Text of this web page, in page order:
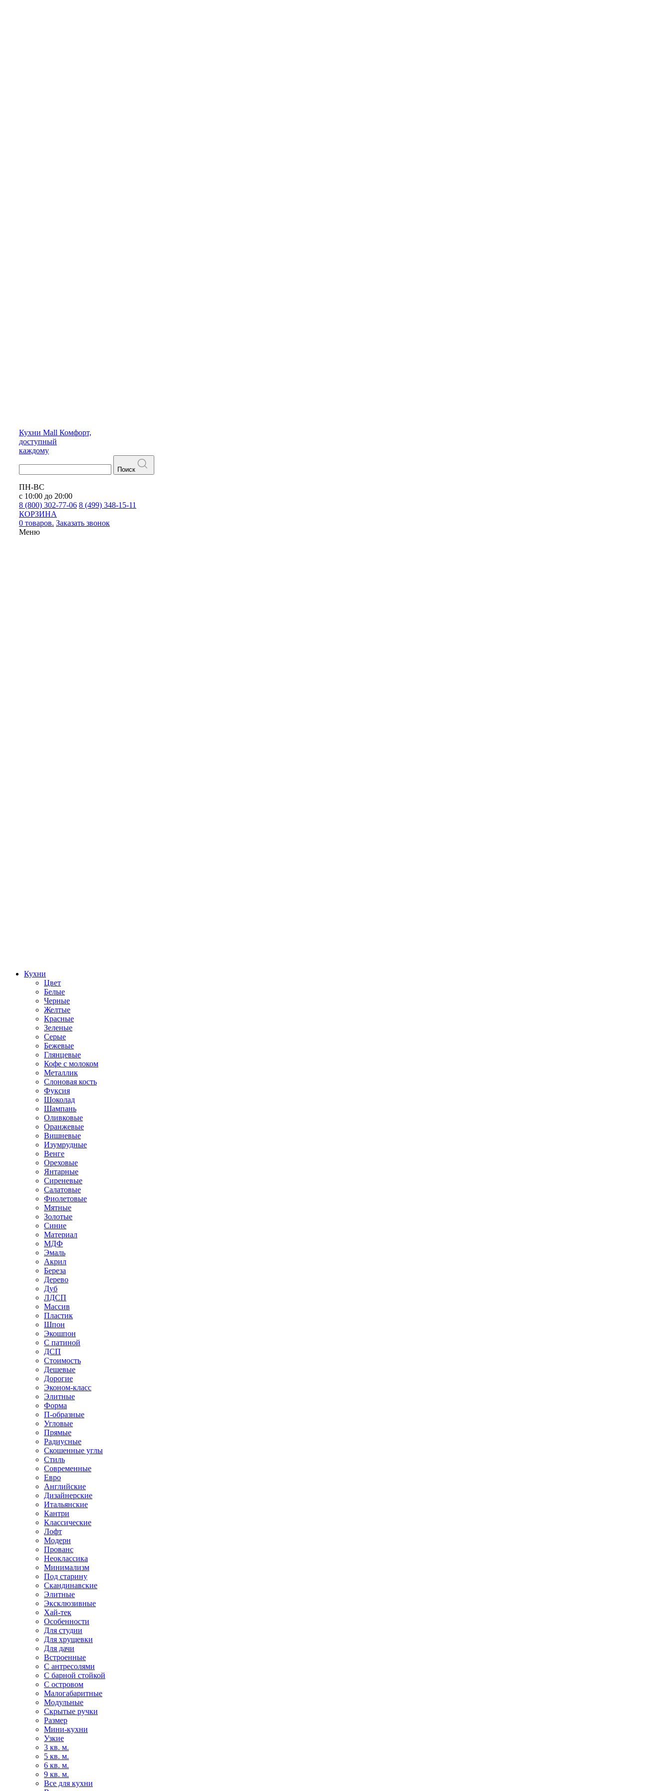
Кухни Mall Комфорт,
доступный
каждому
Поиск
ПН-ВС
с 10:00 до 20:00
8 (800) 302-77-06 8 (499) 348-15-11
КОРЗИНА
0 товаров. Заказать звонок
Меню
Кухни
Цвет
Белые
Черные
Желтые
Красные
Зеленые
Серые
Бежевые
Глянцевые
Кофе с молоком
Металлик
Слоновая кость
Фуксия
Шоколад
Шампань
Оливковые
Оранжевые
Вишневые
Изумрудные
Венге
Ореховые
Янтарные
Сиреневые
Салатовые
Фиолетовые
Мятные
Золотые
Синие
Материал
МДФ
Эмаль
Акрил
Береза
Дерево
Дуб
ЛДСП
Массив
Пластик
Шпон
Экошпон
С патиной
ДСП
Стоимость
Дешевые
Дорогие
Эконом-класс
Элитные
Форма
П-образные
Угловые
Прямые
Радиусные
Скошенные углы
Стиль
Современные
Евро
Английские
Дизайнерские
Итальянские
Кантри
Классические
Лофт
Модерн
Прованс
Неоклассика
Минимализм
Под старину
Скандинавские
Элитные
Эксклюзивные
Хай-тек
Особенности
Для студии
Для хрущевки
Для дачи
Встроенные
С антресолями
С барной стойкой
С островом
Малогабаритные
Модульные
Скрытые ручки
Размер
Мини-кухни
Узкие
3 кв. м.
5 кв. м.
6 кв. м.
9 кв. м.
Все для кухни